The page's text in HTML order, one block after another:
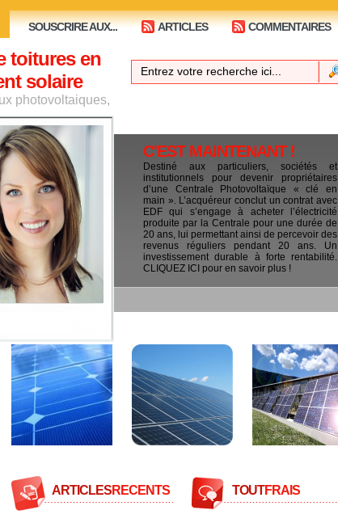
SOUSCRIRE AUX... ARTICLES COMMENTAIRES
toitures en
solaire
photovoltaiques,
C'EST MAINTENANT !
Destiné aux particuliers, sociétés et
institutionnels pour devenir propriétaires
d’une Centrale Photovoltaïque « clé en
main ». L’acquéreur conclut un contrat avec
EDF qui s’engage à acheter l’électricité
produite par la Centrale pour une durée de
20 ans, lui permettant ainsi de percevoir des
revenus réguliers pendant 20 ans. Un
investissement durable à forte rentabilité.
CLIQUEZ ICI pour en savoir plus !
ARTICLESRECENTS TOUTFRAIS